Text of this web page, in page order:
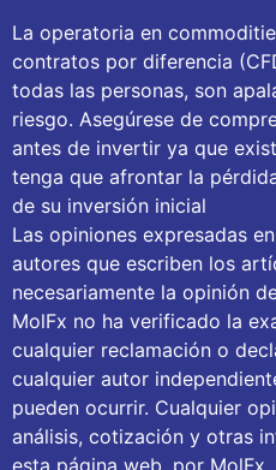
La operatoria en
contratos por diferencia
todas las personas, son
riesgo. Asegúrese de
antes de invertir ya que
tenga que afrontar la
de su inversión inicial
Las opiniones expresadas en
autores que escriben los
necesariamente la opinión
MolFx no ha verificado la
cualquier reclamación o
cualquier autor
pueden ocurrir. Cualquier
análisis, cotización y otras
esta página web, por